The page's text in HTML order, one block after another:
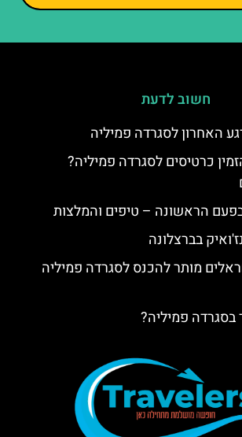
חשוב לדעת
האחרון לסגרדה פמיליה
כרטיסים לסגרדה פמיליה?
הראשונה – טיפים והמלצות
בברצלונה
מותר להכנס לסגרדה פמיליה
בסגרדה פמיליה?